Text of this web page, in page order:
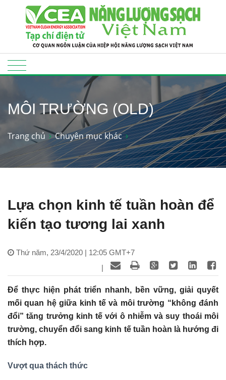
MÔI TRƯỜNG (OLD)
Trang chủ Chuyên mục khác
Lựa chọn kinh tế tuần hoàn để
kiến tạo tương lai xanh
Thứ năm, 23/4/2020 | 12:05 GMT+7
|
Để thực hiện phát triển nhanh, bền vững, giải quyết
mối quan hệ giữa kinh tế và môi trường “không đánh
đổi” tăng trưởng kinh tế với ô nhiễm và suy thoái môi
trường, chuyển đổi sang kinh tế tuần hoàn là hướng đi
thích hợp.
Vượt qua thách thức